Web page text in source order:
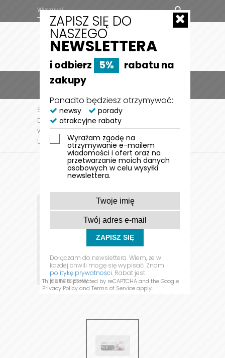
MENU
STRONA GŁÓWNA DLA OPIEKUNA
DLA OPIEKUNA
AKCESORIA I GADŻETY
WYMIENNE WKŁADY DO ROLKI DO CZYSZCZENIA
UBRAŃ
ZAPISZ SIĘ DO
NASZEGO
NEWSLETTERA
i odbierz 5%
rabatu na
zakupy
Ponadto będziesz otrzymywać:
newsy
porady
atrakcyjne rabaty
Wyrażam zgodę na
otrzymywanie e-mailem
wiadomości i ofert oraz na
przetwarzanie moich danych
osobowych w celu wysyłki
newslettera.
ZAPISZ SIĘ
Dołączam do newslettera. Wiem, że w
każdej chwili mogę się wypisać. Znam
politykę prywatności. Rabat jest
jednorazowy.
This site is protected by reCAPTCHA and the Google
Privacy Policyand Terms of Serviceapply.